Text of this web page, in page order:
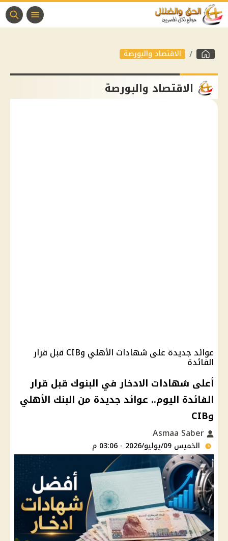
الاقتصاد والبورصة
الاقتصاد والبورصة
عوائد جديدة على شهادات الأهلي وCIB قبل قرار
الفائدة
أعلى شهادات الادخار في البنوك قبل قرار
الفائدة اليوم.. عوائد جديدة من البنك الأهلي
وCIB
الخميس 09/يوليو/2026 - 03:06 م